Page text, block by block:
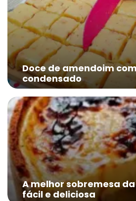
Doce de amendoim
condensado
A melhor sobremesa
fácil e deliciosa